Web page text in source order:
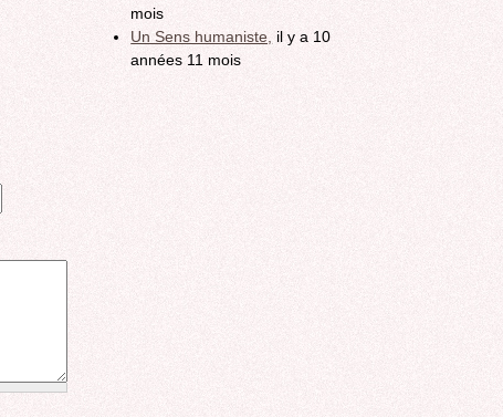
mois
Un Sens humaniste, il y a 10
années 11 mois